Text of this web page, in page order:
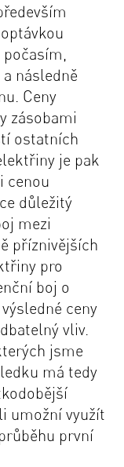
následně
Ceny
zásobami
ostatních
je pak
cenou
důležitý
mezi
příznivějších
pro
boj o
ceny
vliv.
jsme
má tedy
umožní využít
první